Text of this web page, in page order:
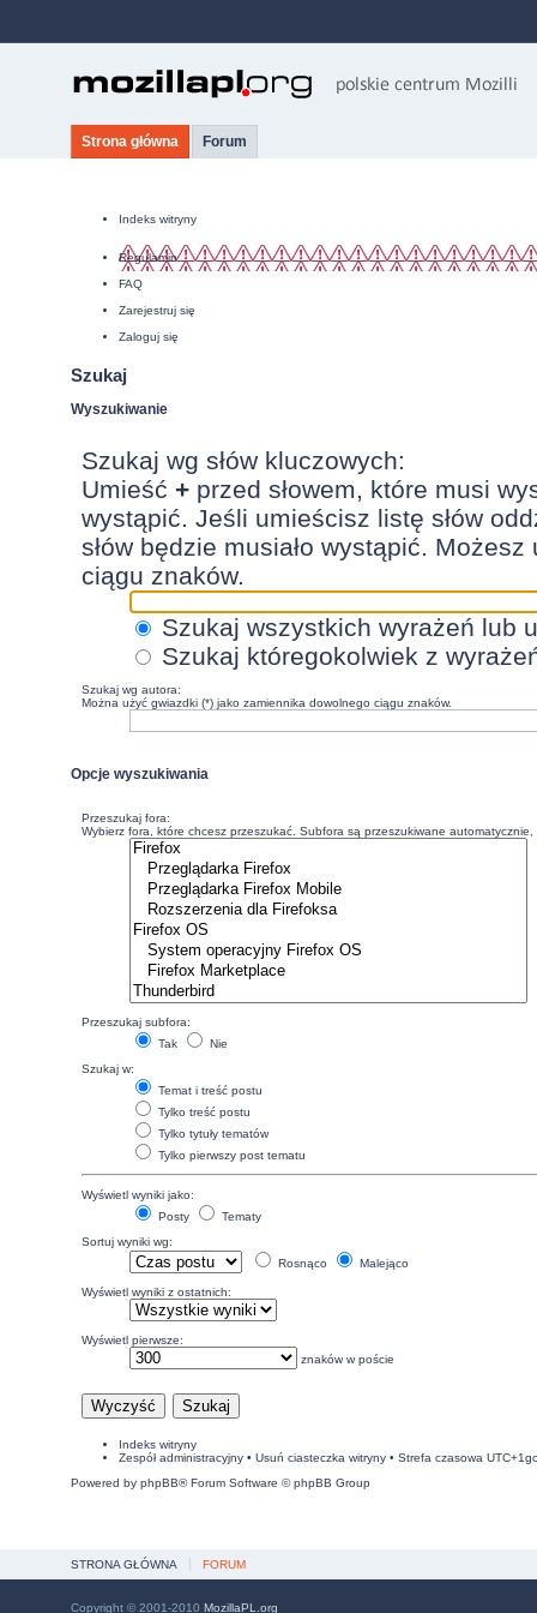
Strona główna Forum
Indeks witryny
Regulamin
FAQ
Zarejestruj się
Zaloguj się
Szukaj
Wyszukiwanie
Szukaj wg słów kluczowych:
Umieść+ przed słowem, które musi
wystąpić. Jeśli umieścisz listę słów
słów będzie musiało wystąpić.
ciągu znaków.
Szukaj wszystkich wyrażeń lub
Szukaj któregokolwiek z
Szukaj wg autora:
Można użyć gwiazdki (*) jako zamiennika dowolnego ciągu znaków.
Opcje wyszukiwania
Przeszukaj fora:
Wybierz fora, które chcesz przeszukać. Subfora są przeszukiwane
Przeszukaj subfora:
Tak
Nie
Szukaj w:
Temat i treść postu
Tylko treść postu
Tylko tytuły tematów
Tylko pierwszy post tematu
Wyświetl wyniki jako:
Posty
Tematy
Sortuj wyniki wg:
Rosnąco
Malejąco
Wyświetl wyniki z ostatnich:
Wyświetl pierwsze:
znaków w poście
Indeks witryny
Zespół administracyjny• Usuń ciasteczka witryny• Strefa czasowa
Powered by phpBB® Forum Software © phpBB Group
STRONA GŁÓWNA FORUM
Copyright © 2001-2010 MozillaPL.org